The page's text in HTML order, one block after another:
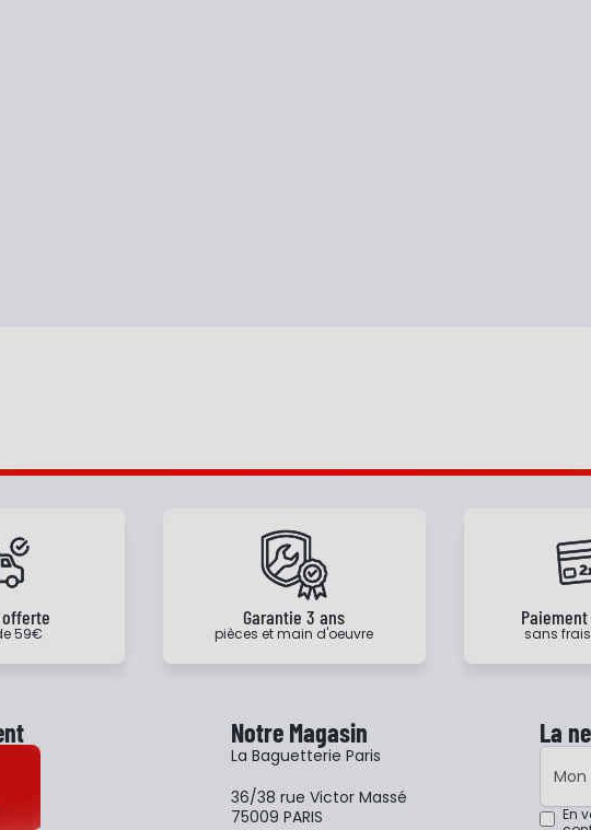
59€
Garantie 3 ans
pièces et main d'oeuvre sans
Notre Magasin
La Baguetterie Paris
36/38 rue Victor Massé
75009 PARIS
La
En